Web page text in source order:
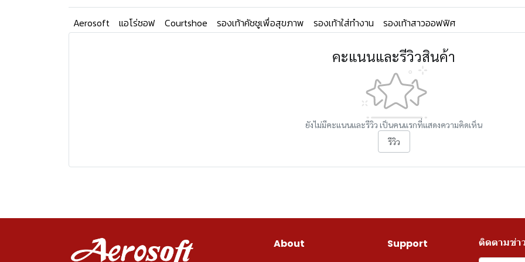
Aerosoft แอโร่ซอฟ Courtshoe รองเท้าคัชชูเพื่อสุขภาพ รองเท้าใส่ทำงาน รองเท้าสาวออฟฟิศ
คะแนนและรีวิวสินค้า
ยังไม่มีคะแนนและรีวิว เป็นคนแรกที่แสดงความคิดเห็น
รีวิว
About Support ติดตามข่า